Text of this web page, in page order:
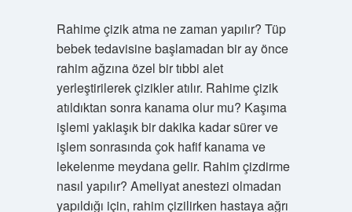
Rahime çizik atma ne zaman yapılır? Tüp
bebek tedavisine başlamadan bir ay önce
rahim ağzına özel bir tıbbi alet
yerleştirilerek çizikler atılır. Rahime çizik
atıldıktan sonra kanama olur mu? Kaşıma
işlemi yaklaşık bir dakika kadar sürer ve
işlem sonrasında çok hafif kanama ve
lekelenme meydana gelir. Rahim çizdirme
nasıl yapılır? Ameliyat anestezi olmadan
yapıldığı için, rahim çizilirken hastaya ağrı